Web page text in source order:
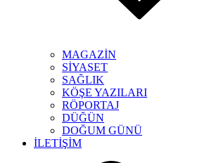
MAGAZİN
SİYASET
SAĞLIK
KÖŞE YAZILARI
RÖPORTAJ
DÜĞÜN
DOĞUM GÜNÜ
İLETİŞİM